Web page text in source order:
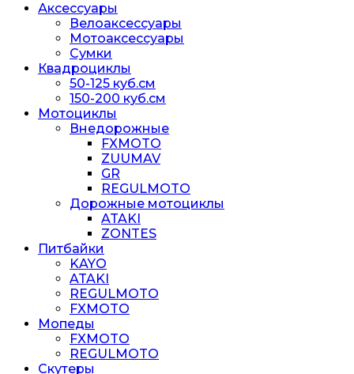
Аксессуары
Велоаксессуары
Мотоаксессуары
Сумки
Квадроциклы
50-125 куб.см
150-200 куб.см
Мотоциклы
Внедорожные
FXMOTO
ZUUMAV
GR
REGULMOTO
Дорожные мотоциклы
ATAKI
ZONTES
Питбайки
KAYO
ATAKI
REGULMOTO
FXMOTO
Мопеды
FXMOTO
REGULMOTO
Скутеры